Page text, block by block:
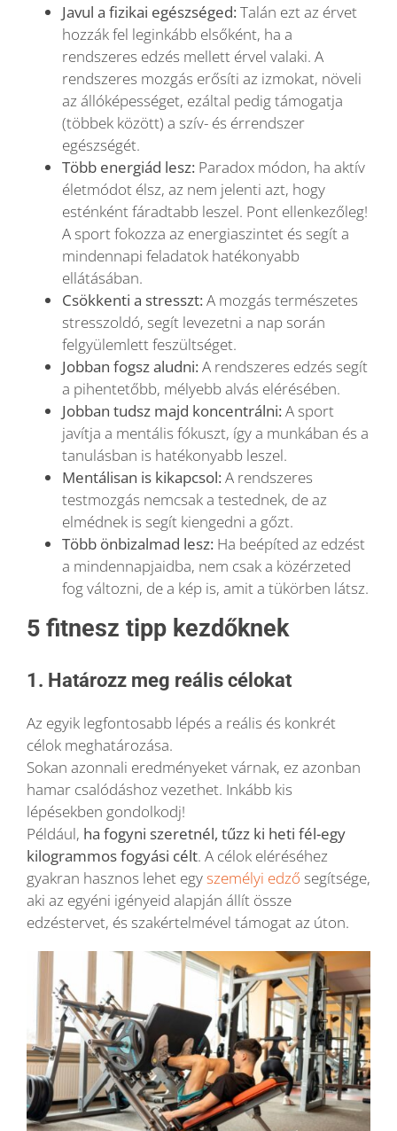
Javul a fizikai egészséged:Talán ezt az érvet
hozzák fel leginkább elsőként, ha a
rendszeres edzés mellett érvel valaki. A
rendszeres mozgás erősíti az izmokat, növeli
az állóképességet, ezáltal pedig támogatja
(többek között) a szív- és érrendszer
egészségét.
Több energiád lesz:Paradox módon, ha aktív
életmódot élsz, az nem jelenti azt, hogy
esténként fáradtabb leszel. Pont ellenkezőleg!
A sport fokozza az energiaszintet és segít a
mindennapi feladatok hatékonyabb
ellátásában.
Csökkenti a stresszt:A mozgás természetes
stresszoldó, segít levezetni a nap során
felgyülemlett feszültséget.
Jobban fogsz aludni:A rendszeres edzés segít
a pihentetőbb, mélyebb alvás elérésében.
Jobban tudsz majd koncentrálni:A sport
javítja a mentális fókuszt, így a munkában és a
tanulásban is hatékonyabb leszel.
Mentálisan is kikapcsol:A rendszeres
testmozgás nemcsak a testednek, de az
elmédnek is segít kiengedni a gőzt.
Több önbizalmad lesz:Ha beépíted az edzést
a mindennapjaidba, nem csak a közérzeted
fog változni, de a kép is, amit a tükörben látsz.
5 fitnesz tipp kezdőknek
1. Határozz meg reális célokat
Az egyik legfontosabb lépés a reális és konkrét
célok meghatározása.
Sokan azonnali eredményeket várnak, ez azonban
hamar csalódáshoz vezethet. Inkább kis
lépésekben gondolkodj!
Például, ha fogyni szeretnél, tűzz ki heti fél-egy
kilogrammos fogyási célt. A célok eléréséhez
gyakran hasznos lehet egy személyi edző segítsége,
aki az egyéni igényeid alapján állít össze
edzéstervet, és szakértelmével támogat az úton.